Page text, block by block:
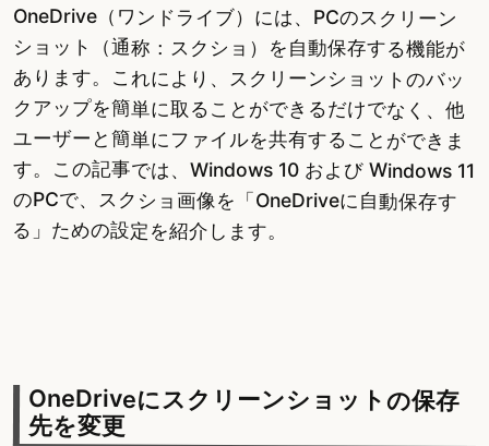
OneDrive（ワンドライブ）には、PCのスクリーン
ショット（通称：スクショ）を自動保存する機能が
あります。これにより、スクリーンショットのバッ
クアップを簡単に取ることができるだけでなく、他
ユーザーと簡単にファイルを共有することができま
す。この記事では、Windows 10 および Windows 11
のPCで、スクショ画像を「OneDriveに自動保存す
る」ための設定を紹介します。
OneDriveにスクリーンショットの保存
先を変更